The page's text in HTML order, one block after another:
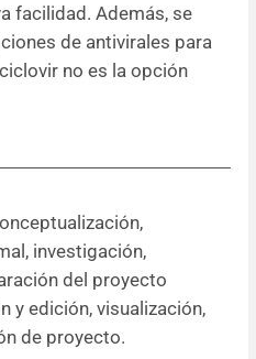
facilidad. Además, se
de antivirales para
no es la opción
investigación,
del proyecto
y edición, visualización,
de proyecto.